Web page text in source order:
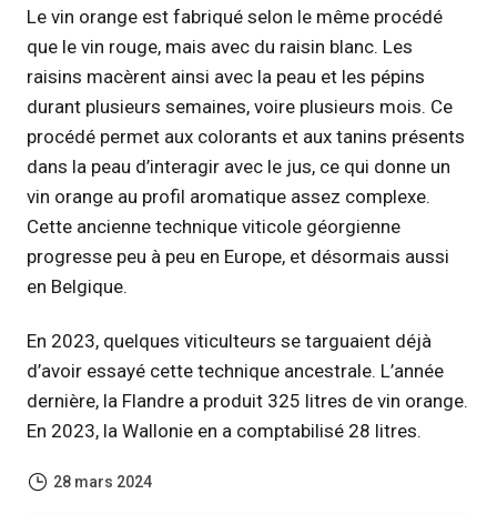
Le vin orange est fabriqué selon le même procédé
que le vin rouge, mais avec du raisin blanc. Les
raisins macèrent ainsi avec la peau et les pépins
durant plusieurs semaines, voire plusieurs mois. Ce
procédé permet aux colorants et aux tanins présents
dans la peau d’interagir avec le jus, ce qui donne un
vin orange au profil aromatique assez complexe.
Cette ancienne technique viticole géorgienne
progresse peu à peu en Europe, et désormais aussi
en Belgique.
En 2023, quelques viticulteurs se targuaient déjà
d’avoir essayé cette technique ancestrale. L’année
dernière, la Flandre a produit 325 litres de vin orange.
En 2023, la Wallonie en a comptabilisé 28 litres.
28 mars 2024